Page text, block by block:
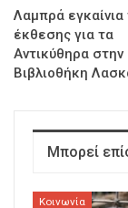
Λαμπρά εγκαίνια
έκθεσης για τα
Αντικύθηρα στην
Βιβλιοθήκη
Μπορεί
Κοινωνία